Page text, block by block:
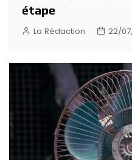
étape
La Rédaction 22/